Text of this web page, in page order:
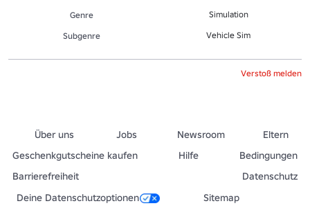
Genre
Simulation
Sub­gen­re Vehicle Sim
Verstoß melden
Über uns Jobs Newsroom
Eltern
Geschenkgutscheine kaufen
Hilfe
Bedingungen
Barrierefreiheit
Datenschutz
Deine Datenschutzoptionen
Sitemap